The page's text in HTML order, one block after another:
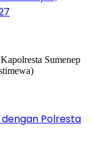
Polresta